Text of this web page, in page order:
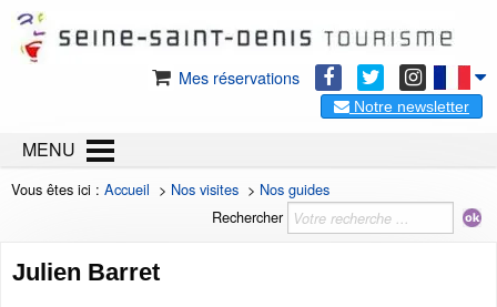
Mes réservations
Notre newsletter
MENU
Vous êtes ici : Accueil > Nos visites > Nos guides
Rechercher
Julien Barret